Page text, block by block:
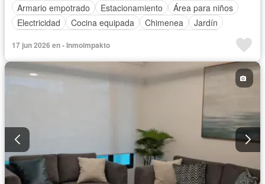
Armario empotrado
Estacionamiento
Área para niños
Electricidad
Cocina equipada Chimenea
Jardín
Piscina
17 jun 2026 en - Inmoimpakto